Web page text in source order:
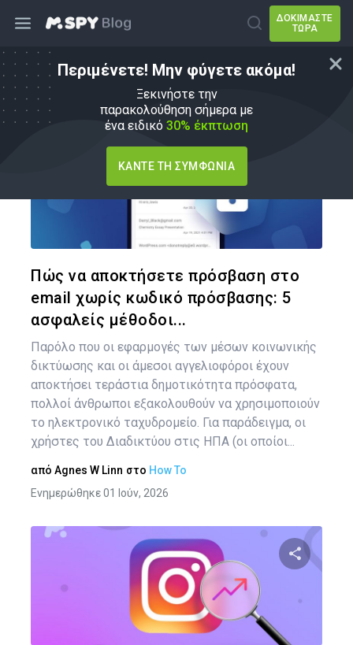
ΔΟΚΙΜΆΣΤΕ
ΤΏΡΑ
Περιμένετε! Μην φύγετε ακόμα!
Ξεκινήστε την
παρακολούθηση σήμερα με
ένα ειδικό 30% έκπτωση
ΚΆΝΤΕ ΤΗ ΣΥΜΦΩΝΊΑ
Πώς να
Πώς να αποκτήσετε πρόσβαση στο
email χωρίς κωδικό πρόσβασης: 5
ασφαλείς μέθοδοι...
Παρόλο που οι εφαρμογές των μέσων κοινωνικής
δικτύωσης και οι άμεσοι αγγελιοφόροι έχουν
αποκτήσει τεράστια δημοτικότητα πρόσφατα,
πολλοί άνθρωποι εξακολουθούν να χρησιμοποιούν
το ηλεκτρονικό ταχυδρομείο. Για παράδειγμα, οι
χρήστες του Διαδικτύου στις ΗΠΑ (οι οποίοι...
από Agnes W Linn στο How To
Ενημερώθηκε 01 Ιούν, 2026